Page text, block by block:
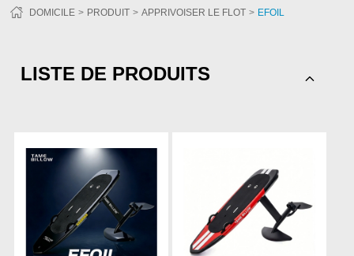
DOMICILE PRODUIT APPRIVOISER LE FLOT EFOIL
LISTE DE PRODUITS